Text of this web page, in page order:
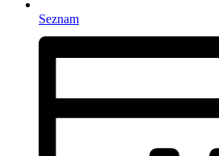
Seznam